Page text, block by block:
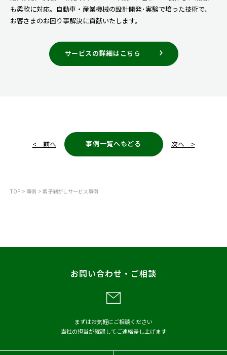
も柔軟に対応。自動車・産業機械の設計開発･実験で培った技術で、
お客さまのお困り事解決に貢献いたします。
サービスの詳細はこちら
< 前へ 事例一覧へもどる 次へ >
TOP 事例 素子剥がしサービス事例
お問い合わせ・ご相談
まずはお気軽にご相談ください
当社の担当が確認してご連絡差し上げます